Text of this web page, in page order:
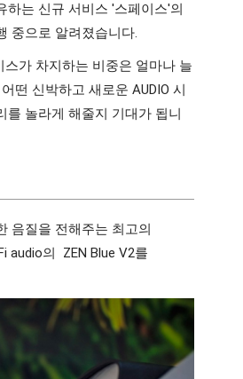
하는 신규 서비스 '스페이스'의
중으로 알려졌습니다.
스가 차지하는 비중은 얼마나 늘
떤 신박하고 새로운 AUDIO 시
를 놀라게 해줄지 기대가 됩니
음질을 전해주는 최고의
audio의  ZEN Blue V2를